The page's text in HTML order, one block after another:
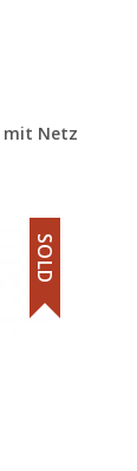
mit Netz
SOLD